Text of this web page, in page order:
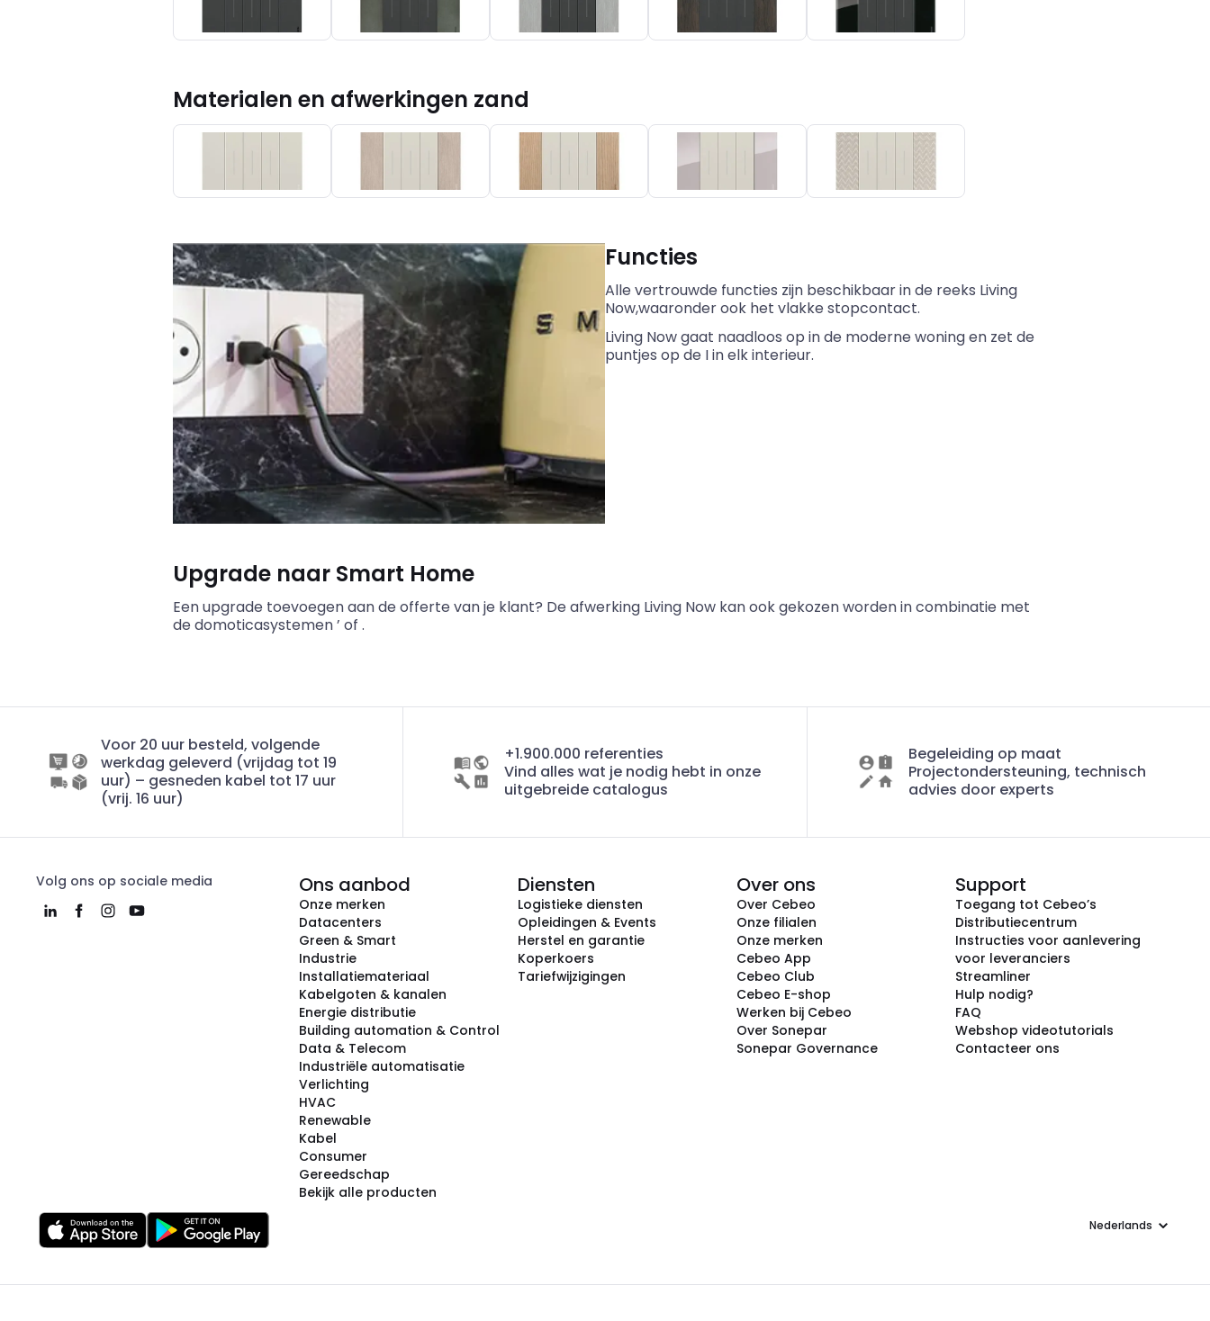
Materialen en afwerkingen zand
Functies
Alle vertrouwde functies zijn beschikbaar in de reeks Living
Now,waaronder ook het vlakke stopcontact.
Living Now gaat naadloos op in de moderne woning en zet de
puntjes op de I in elk interieur.
Upgrade naar Smart Home
Een upgrade toevoegen aan de offerte van je klant? De afwerking Living Now kan ook gekozen worden in combinatie met
de domoticasystemen’ of .
Voor 20 uur besteld, volgende
werkdag geleverd (vrijdag tot 19
uur) – gesneden kabel tot 17 uur
(vrij. 16 uur)
+1.900.000 referenties
Vind alles wat je nodig hebt in onze
uitgebreide catalogus
Begeleiding op maat
Projectondersteuning, technisch
advies door experts
Volg ons op sociale media Ons aanbod
Onze merken
Datacenters
Green & Smart
Industrie
Installatiemateriaal
Kabelgoten & kanalen
Energie distributie
Building automation & Control
Data & Telecom
Industriële automatisatie
Verlichting
HVAC
Renewable
Kabel
Consumer
Gereedschap
Bekijk alle producten
Diensten
Logistieke diensten
Opleidingen & Events
Herstel en garantie
Koperkoers
Tariefwijzigingen
Over ons
Over Cebeo
Onze filialen
Onze merken
Cebeo App
Cebeo Club
Cebeo E-shop
Werken bij Cebeo
Over Sonepar
Sonepar Governance
Support
Toegang tot Cebeo’s
Distributiecentrum
Instructies voor aanlevering
voor leveranciers
Streamliner
Hulp nodig?
FAQ
Webshop videotutorials
Contacteer ons
Taal